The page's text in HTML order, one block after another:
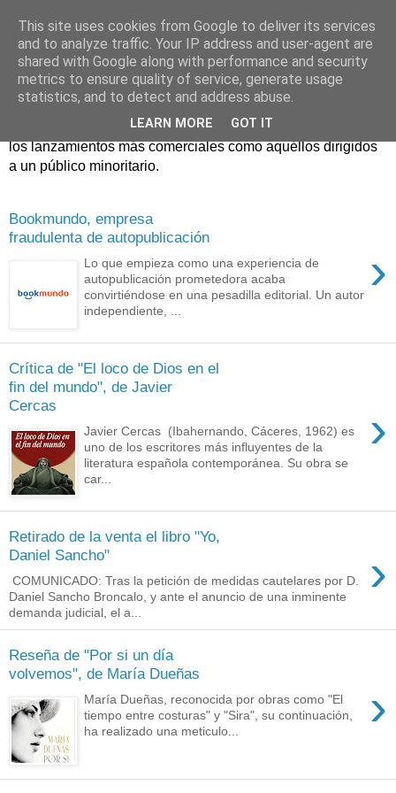
Críticas y reseñas de las principales novedades literarias
editadas en España. En Crítica de libros tienen cabida tanto
los lanzamientos más comerciales como aquéllos dirigidos
a un público minoritario.
Bookmundo, empresa
fraudulenta de autopublicación
›
Lo que empieza como una experiencia de
autopublicación prometedora acaba
convirtiéndose en una pesadilla editorial. Un autor
independiente, ...
Crítica de "El loco de Dios en el
fin del mundo", de Javier
Cercas
›
Javier Cercas (Ibahernando, Cáceres, 1962) es
uno de los escritores más influyentes de la
literatura española contemporánea. Su obra se
car...
Retirado de la venta el libro "Yo,
Daniel Sancho"
›
COMUNICADO: Tras la petición de medidas cautelares por D.
Daniel Sancho Broncalo, y ante el anuncio de una inminente
demanda judicial, el a...
Reseña de "Por si un día
volvemos", de María Dueñas
›
María Dueñas, reconocida por obras como "El
tiempo entre costuras" y "Sira", su continuación,
ha realizado una meticulo...
This site uses cookies from Google to deliver its services
and to analyze traffic. Your IP address and user-agent are
shared with Google along with performance and security
metrics to ensure quality of service, generate usage
statistics, and to detect and address abuse.
LEARN MORE GOT IT